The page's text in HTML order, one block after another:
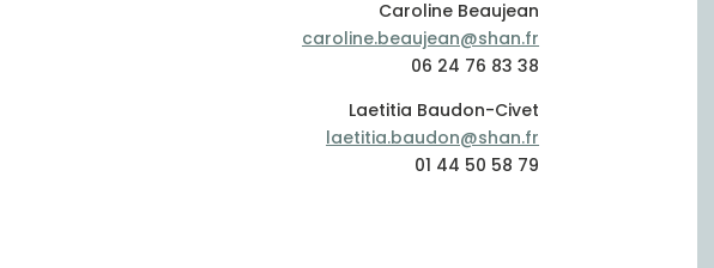
Caroline Beaujean
caroline.beaujean@shan.fr
06 24 76 83 38
Laetitia Baudon-Civet
laetitia.baudon@shan.fr
01 44 50 58 79